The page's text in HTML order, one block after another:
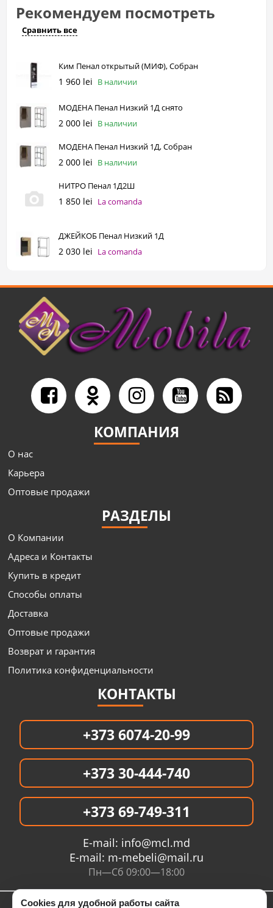
Рекомендуем посмотреть
Сравнить все
Ким Пенал открытый (МИФ), Собран
1 960 lei В наличии
МОДЕНА Пенал Низкий 1Д снято
2 000 lei В наличии
МОДЕНА Пенал Низкий 1Д, Собран
2 000 lei В наличии
НИТРО Пенал 1Д2Ш
1 850 lei La comanda
ДЖЕЙКОБ Пенал Низкий 1Д
2 030 lei La comanda
КОМПАНИЯ
О нас
Карьера
Оптовые продажи
РАЗДЕЛЫ
О Компании
Адреса и Контакты
Купить в кредит
Способы оплаты
Доставка
Оптовые продажи
Возврат и гарантия
Политика конфиденциальности
КОНТАКТЫ
+373 6074-20-99
+373 30-444-740
+373 69-749-311
E-mail: info@mcl.md
E-mail: m-mebeli@mail.ru
Пн—Сб 09:00—18:00
Cookies для удобной работы сайта